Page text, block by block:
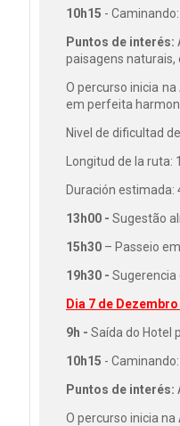
10h15 - Caminando:
Puntos de interés:
paisagens naturais,
O percurso inicia
em perfeita
Nivel de dificultad
Longitud de la
Duración estimada:
13h00 - Sugestão
15h30 – Passeio
19h30 - Sugerencia
Dia 7 de
9h - Saída do Hotel
10h15 - Caminando:
Puntos de interés:
O percurso inicia